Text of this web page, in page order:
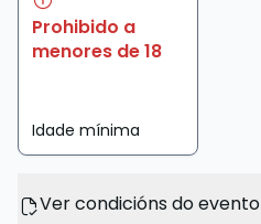
Prohibido a
menores de 18
Idade mínima
Ver condicións do evento